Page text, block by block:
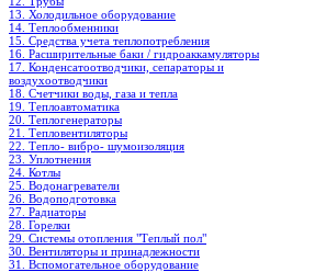
13. Холодильное oборудование
14. Теплообменники
15. Средства учета теплопотребления
16. Расширительные баки / гидроаккамуляторы
17. Конденсатоотводчики, сепараторы и
воздухоотводчики
18. Счетчики воды, газа и тепла
19. Теплоавтоматика
20. Теплогенераторы
21. Тепловентиляторы
22. Тепло- вибро- шумоизоляция
23. Уплотнения
24. Котлы
25. Водонагреватели
26. Водоподготовка
27. Радиаторы
28. Горелки
29. Системы отопления "Теплый пол"
30. Вентиляторы и принадлежности
31. Вспомогательное оборудование